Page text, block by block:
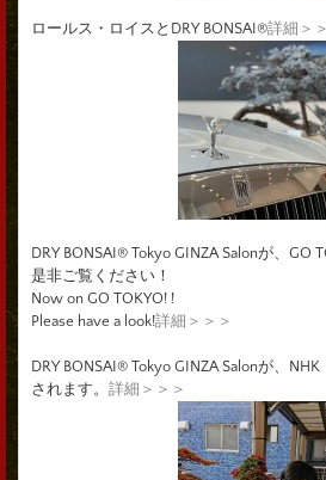
ロールス・ロイスとDRY BONSAI®詳細＞
DRY BONSAI® Tokyo GINZA Salonが、GO
是非ご覧ください！
Now on GO TOKYO! !
Please have a look!詳細＞＞＞
DRY BONSAI® Tokyo GINZA Salonが、
されます。 詳細＞＞＞